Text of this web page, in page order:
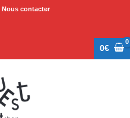
Nous contacter
0€